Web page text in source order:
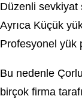
Düzenli sevkiyat
Ayrıca Küçük
Profesyonel yük
Bu nedenle
birçok firma